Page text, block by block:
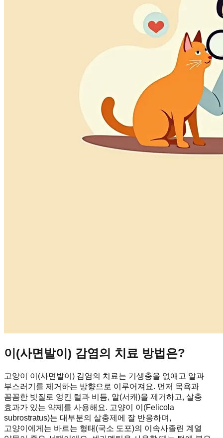
이(사면발이) 감염의 치료 방법은?
고양이 이(사면발이) 감염의 치료는 기생충을 없애고 알과
부스러기를 제거하는 방향으로 이루어져요. 먼저 목욕과
꼼꼼한 빗질로 엉킨 털과 비듬, 알(서캐)을 제거하고, 살충
효과가 있는 약제를 사용해요. 고양이 이(Felicola
subrostratus)는 대부분의 살충제에 잘 반응하며,
고양이에게는 바르는 형태(국소 도포)의 이속사졸린 계열